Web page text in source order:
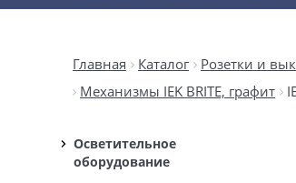
Главная Каталог Розетки и
Механизмы IEK BRITE, графит
Осветительное
оборудование